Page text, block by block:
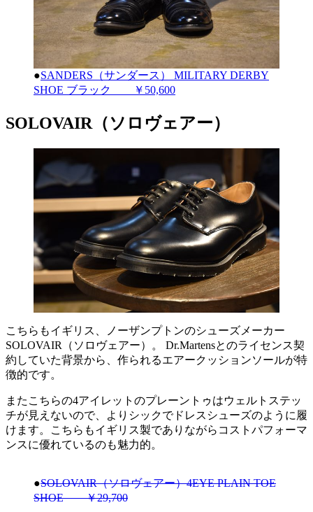
●SANDERS（サンダース） MILITARY DERBY
SHOE ブラック ￥50,600
SOLOVAIR（ソロヴェアー）
こちらもイギリス、ノーザンプトンのシューズメーカー
SOLOVAIR（ソロヴェアー）。 Dr.Martensとのライセンス契
約していた背景から、作られるエアークッションソールが特
徴的です。
またこちらの4アイレットのプレーントゥはウェルトステッ
チが見えないので、よりシックでドレスシューズのように履
けます。こちらもイギリス製でありながらコストパフォーマ
ンスに優れているのも魅力的。
●SOLOVAIR（ソロヴェアー）4EYE PLAIN TOE
SHOE ￥29,700